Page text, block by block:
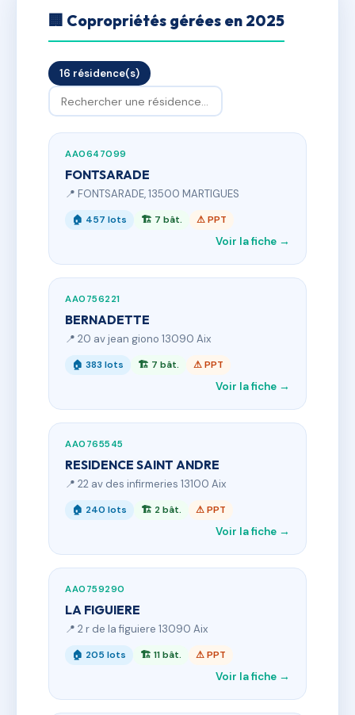
🏢 Copropriétés gérées en 2025
16 résidence(s)
AA0647099
FONTSARADE
📍 FONTSARADE, 13500 MARTIGUES
🏠 457 lots 🏗 7 bât. ⚠ PPT
Voir la fiche →
AA0756221
BERNADETTE
📍 20 av jean giono 13090 Aix
🏠 383 lots 🏗 7 bât. ⚠ PPT
Voir la fiche →
AA0765545
RESIDENCE SAINT ANDRE
📍 22 av des infirmeries 13100 Aix
🏠 240 lots 🏗 2 bât. ⚠ PPT
Voir la fiche →
AA0759290
LA FIGUIERE
📍 2 r de la figuiere 13090 Aix
🏠 205 lots 🏗 11 bât. ⚠ PPT
Voir la fiche →